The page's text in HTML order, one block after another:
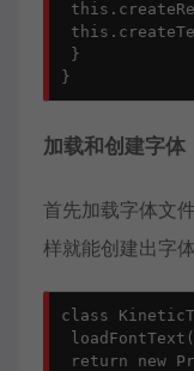
}
加载和创建字体
首先加载字体文
样就能创建出字
class
return new